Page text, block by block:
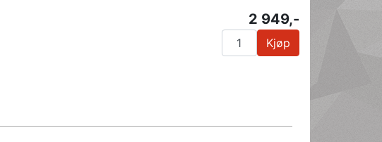
2 949,-
Kjøp